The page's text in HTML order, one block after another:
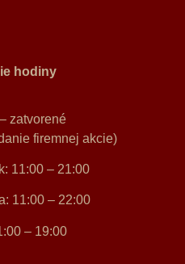
hodiny
zatvorené
firemnej akcie)
11:00 – 21:00
11:00 – 22:00
– 19:00